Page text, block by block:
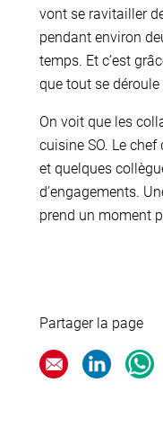
vont se ravitailler
pendant environ
temps. Et c’est
que tout se
On voit que les
cuisine SO. Le
et quelques
d’engagements.
prend un moment
Partager la page